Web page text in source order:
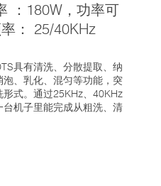
：180W，功率可
： 25/40KHz
具有清洗、分散提取、纳
、乳化、混匀等功能，突
式。通过25KHz、40KHz
机子里能完成从粗洗、清